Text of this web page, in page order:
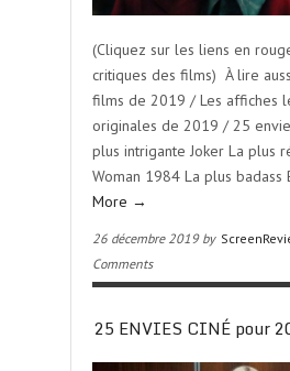
(Cliquez sur les liens en
critiques des films) À lire
films de 2019 / Les affiches
originales de 2019 / 25
plus intrigante Joker La plus
Woman 1984 La plus badass
More →
26 décembre 2019 by
Comments
25 ENVIES CINÉ pour